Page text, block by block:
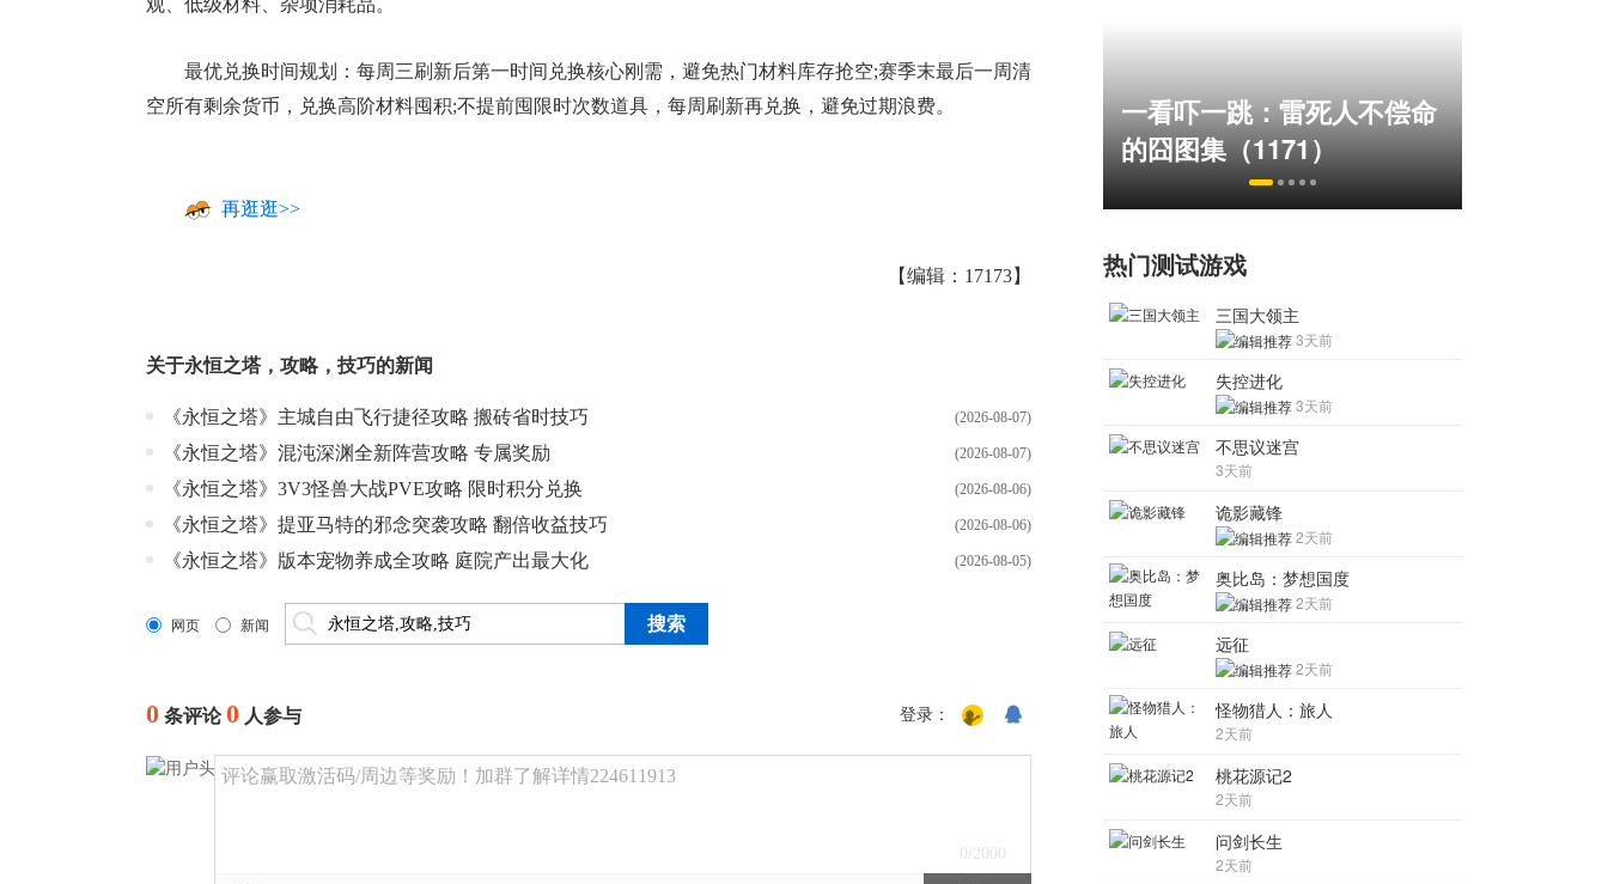
观、低级材料、杂项消耗品。
最优兑换时间规划：每周三刷新后第一时间兑换核心刚需，避免热门材料库存抢空;赛季末最后一周清
空所有剩余货币，兑换高阶材料囤积;不提前囤限时次数道具，每周刷新再兑换，避免过期浪费。
再逛逛>>
【编辑：17173】
关于永恒之塔， 攻略， 技巧的新闻
(2026-08-07)
《永恒之塔》主城自由飞行捷径攻略 搬砖省时技巧
(2026-08-07)
《永恒之塔》混沌深渊全新阵营攻略 专属奖励
(2026-08-06)
《永恒之塔》3V3怪兽大战PVE攻略 限时积分兑换
(2026-08-06)
《永恒之塔》提亚马特的邪念突袭攻略 翻倍收益技巧
(2026-08-05)
《永恒之塔》版本宠物养成全攻略 庭院产出最大化
网页 新闻
0 条评论0 人参与 登录：
评论赢取激活码/周边等奖励！加群了解详情224611913
0 /2000
17周年庆典 争霸赛大区火
一看吓一跳：雷死人不偿命
的囧图集（1171）
热门测试游戏
三国大领主
3天前
失控进化
3天前
不思议迷宫
3天前
诡影藏锋
2天前
奥比岛：梦想国度
2天前
远征
2天前
怪物猎人：旅人
2天前
桃花源记2
2天前
问剑长生
2天前